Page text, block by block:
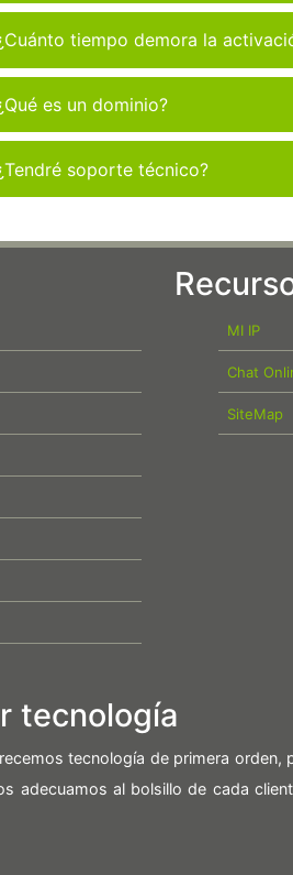
tiempo demora la
es un dominio?
soporte técnico?
MI IP
Chat
SiteMap
tecnología
tecnología de primera orden,
adecuamos al bolsillo de cada